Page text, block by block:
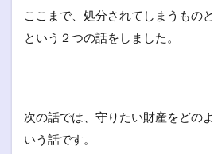
ここまで、処分されてしまうもの
という２つの話をしました。
次の話では、守りたい財産をどの
いう話です。